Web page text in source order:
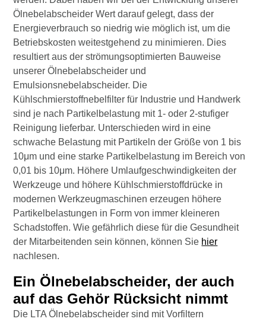
Ölnebelabscheider Wert darauf gelegt, dass der
Energieverbrauch so niedrig wie möglich ist, um die
Betriebskosten weitestgehend zu minimieren. Dies
resultiert aus der strömungsoptimierten Bauweise
unserer Ölnebelabscheider und
Emulsionsnebelabscheider. Die
Kühlschmierstoffnebelfilter für Industrie und Handwerk
sind je nach Partikelbelastung mit 1- oder 2-stufiger
Reinigung lieferbar. Unterschieden wird in eine
schwache Belastung mit Partikeln der Größe von 1 bis
10μm und eine starke Partikelbelastung im Bereich von
0,01 bis 10μm. Höhere Umlaufgeschwindigkeiten der
Werkzeuge und höhere Kühlschmierstoffdrücke in
modernen Werkzeugmaschinen erzeugen höhere
Partikelbelastungen in Form von immer kleineren
Schadstoffen. Wie gefährlich diese für die Gesundheit
der Mitarbeitenden sein können, können Sie hier
nachlesen.
Ein Ölnebelabscheider, der auch
auf das Gehör Rücksicht nimmt
Die LTA Ölnebelabscheider sind mit Vorfiltern